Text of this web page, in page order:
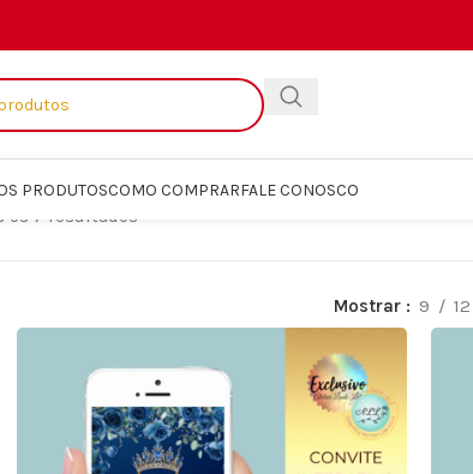
PRODUTOSCOMO COMPRARFALE CONOSCO
os 7 resultados
Mostrar 9 12